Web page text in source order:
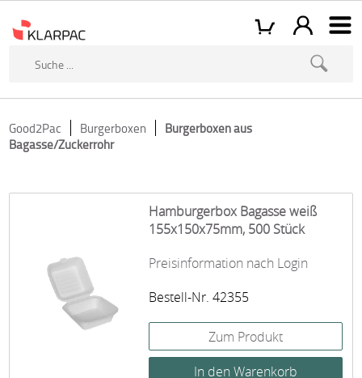
Good2Pac Burgerboxen
Burgerboxen aus
Bagasse/Zuckerrohr
Hamburgerbox Bagasse weiß
155x150x75mm, 500 Stück
Preisinformation nach Login
Bestell-Nr. 42355
Zum Produkt